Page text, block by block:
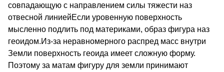
совпадающую с направлением силы тяжести наз
отвесной линиейЕсли уровенную поверхность
мысленно подлить под материками, образ фигура наз
геоидом.Из-за неравномерного распред масс внутри
Земли поверхность геоида имеет сложную форму.
Поэтому за матам фигуру для земли принимают